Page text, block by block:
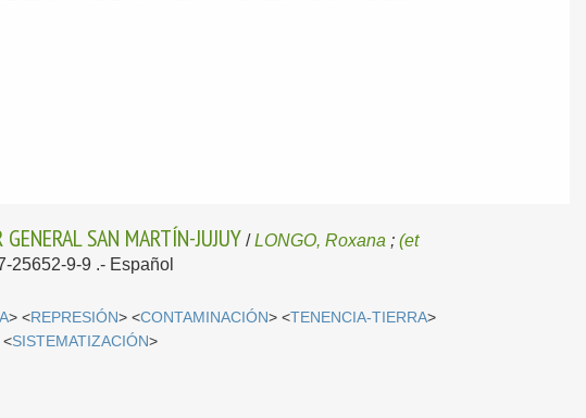
SAN MARTÍN-JUJUY /LONGO, Roxana ;(et
25652-9-9 .- Español
> <REPRESIÓN> <CONTAMINACIÓN> <TENENCIA-TIERRA>
<SISTEMATIZACIÓN>